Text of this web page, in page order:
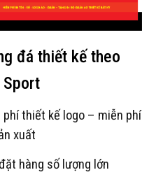
đá thiết kế theo
Sport
thiết kế logo – miễn phí
xuất
hàng số lượng lớn